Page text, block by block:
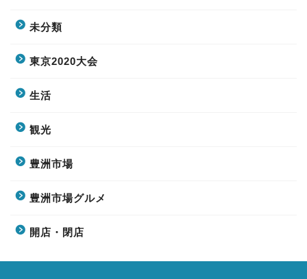
未分類
東京2020大会
生活
観光
豊洲市場
豊洲市場グルメ
開店・閉店